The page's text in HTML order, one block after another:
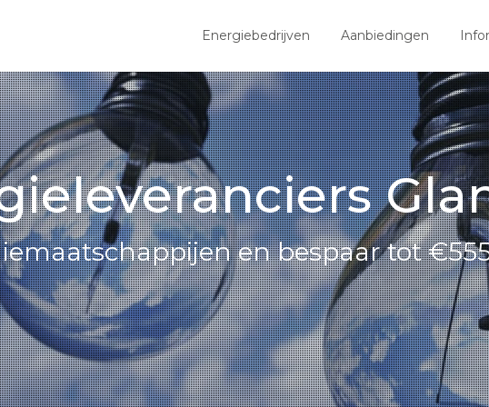
Energiebedrijven Aanbiedingen
en bespaar tot